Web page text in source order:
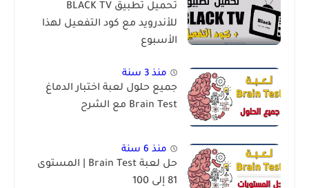
تحميل تطبيق BLACK TV
للأندرويد مع كود التفعيل لهذا
الأسبوع
منذ 3 سنة
جميع حلول لعبة اختبار الدماغ
Brain Test مع الشرح
منذ 6 سنة
حل لعبة Brain Test | المستوى
81 إلى 100